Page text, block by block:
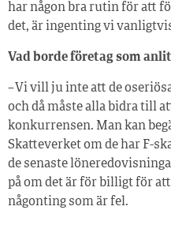
har någon bra rutin för att
det, är ingenting vi
Vad borde företag som
– Vi vill ju inte att de
och då måste alla bidra till
konkurrensen. Man kan
Skatteverket om de har F-
de senaste
på om det är för billigt för
någonting som är fel.